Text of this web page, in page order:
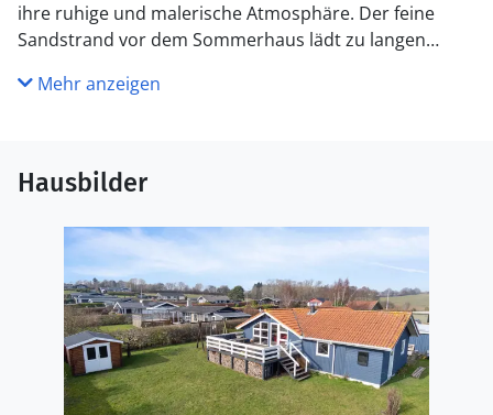
ihre ruhige und malerische Atmosphäre. Der feine
Sandstrand vor dem Sommerhaus lädt zu langen
Schwimmen im klaren Wasser ein.
zahlreiche Möglichkeiten für Aktivitäten wie Radtouren
durch die malerischen Landschaften, Wanderungen in
den nahegelegenen Wäldern oder Angeln in den
lokalen Gewässern.
Die Stadt Rønde, mit ihrer charmanten Atmosphäre,
liegt ebenfalls in der Nähe und bietet gemütliche Cafés,
lokale Geschäfte und Restaurants, in denen Sie
köstliche Mahlzeiten genießen und die lokale Kultur
erleben können.
Mehr anzeigen
Hausbilder